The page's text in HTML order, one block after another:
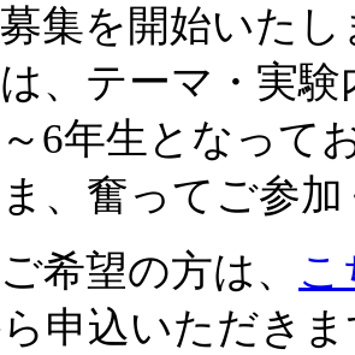
集を開始いた
、テーマ・実
6年生となって
、奮ってご参
希望の方は、
こ
申込いただき